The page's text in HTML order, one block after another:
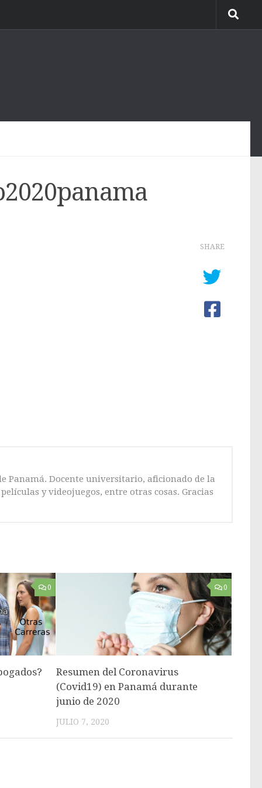
SHARE
Panamá. Docente universitario, aficionado de la
y videojuegos, entre otras cosas. Gracias
0 0
Resumen del Coronavirus
(Covid19) en Panamá durante
junio de 2020
JULIO 7, 2020